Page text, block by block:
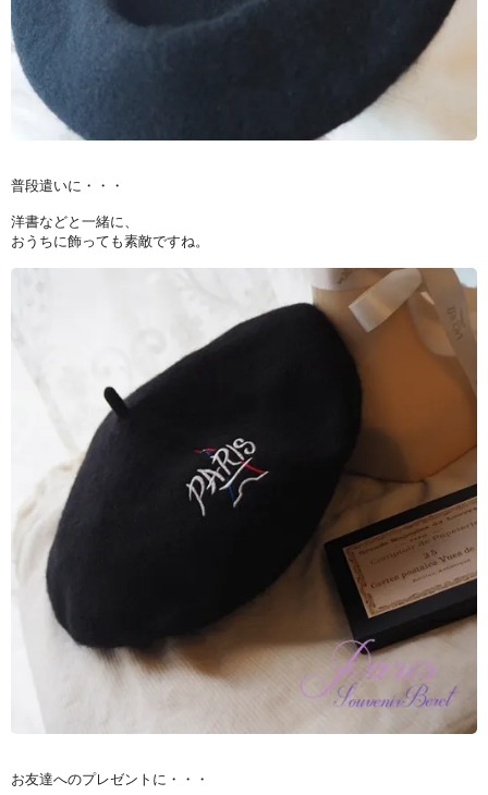
普段遣いに・・・
洋書などと一緒に、
おうちに飾っても素敵ですね。
お友達へのプレゼントに・・・